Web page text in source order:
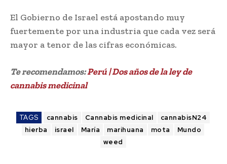
El Gobierno de Israel está apostando muy
fuertemente por una industria que cada vez será
mayor a tenor de las cifras económicas.
Te recomendamos:Perú | Dos años de la ley de
cannabis medicinal
TAGS cannabis Cannabis medicinal
cannabisN24
hierba
israel María marihuana mota
Mundo
weed